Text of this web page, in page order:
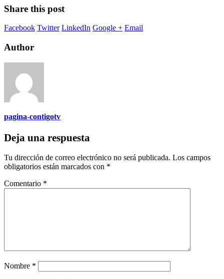
Share this post
Facebook Twitter LinkedIn Google + Email
Author
pagina-contigotv
Deja una respuesta
Tu dirección de correo electrónico no será publicada. Los campos
obligatorios están marcados con *
Comentario *
Nombre *